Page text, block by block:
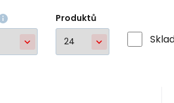
Produktů